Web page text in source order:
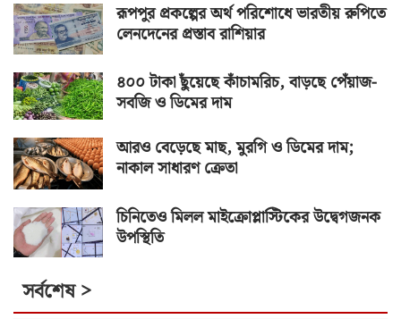
রূপপুর প্রকল্পের অর্থ পরিশোধে ভারতীয় রুপিতে
লেনদেনের প্রস্তাব রাশিয়ার
৪০০ টাকা ছুঁয়েছে কাঁচামরিচ, বাড়ছে পেঁয়াজ-
সবজি ও ডিমের দাম
আরও বেড়েছে মাছ, মুরগি ও ডিমের দাম;
নাকাল সাধারণ ক্রেতা
চিনিতেও মিলল মাইক্রোপ্লাস্টিকের উদ্বেগজনক
উপস্থিতি
সর্বশেষ >